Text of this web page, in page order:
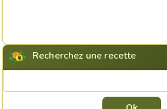
Recherchez une recette